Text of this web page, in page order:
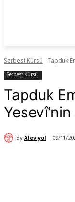
Serbest Kürsü Tapduk
Serbest Kürsü
Tapduk
By Aleviyol 09/11/